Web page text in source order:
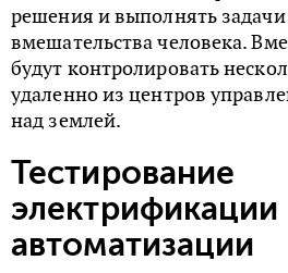
решения и выполнять
вмешательства человека.
будут контролировать
удаленно из центров
над землей.
Тестирование
электрификации
автоматизации